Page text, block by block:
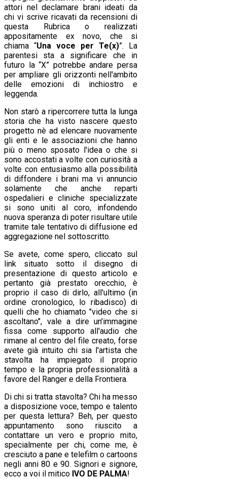
attori nel declamare brani ideati da
chi vi scrive ricavati da recensioni di
questa Rubrica o realizzati
appositamente ex novo, che si
chiama “Una voce per Te(x)”. La
parentesi sta a significare che in
futuro la “X” potrebbe andare persa
per ampliare gli orizzonti nell'ambito
delle emozioni di inchiostro e
leggenda.
Non starò a ripercorrere tutta la lunga
storia che ha visto nascere questo
progetto nè ad elencare nuovamente
gli enti e le associazioni che hanno
più o meno sposato l'idea o che si
sono accostati a volte con curiosità a
volte con entusiasmo alla possibilità
di diffondere i brani ma vi annuncio
solamente che anche reparti
ospedalieri e cliniche specializzate
si sono uniti al coro, infondendo
nuova speranza di poter risultare utile
tramite tale tentativo di diffusione ed
aggregazione nel sottoscritto.
Se avete, come spero, cliccato sul
link situato sotto il disegno di
presentazione di questo articolo e
pertanto già prestato orecchio, è
proprio il caso di dirlo, all'ultimo (in
ordine cronologico, lo ribadisco) di
quelli che ho chiamato "video che si
ascoltano", vale a dire un'immagine
fissa come supporto all'audio che
rimane al centro del file creato, forse
avete già intuito chi sia l'artista che
stavolta ha impiegato il proprio
tempo e la propria professionalità a
favore del Ranger e della Frontiera.
Di chi si tratta stavolta? Chi ha messo
a disposizione voce, tempo e talento
per questa lettura? Beh, per questo
appuntamento sono riuscito a
contattare un vero e proprio mito,
specialmente per chi, come me, è
cresciuto a pane e telefilm o cartoons
negli anni 80 e 90. Signori e signore,
ecco a voi il mitico IVO DE PALMA!